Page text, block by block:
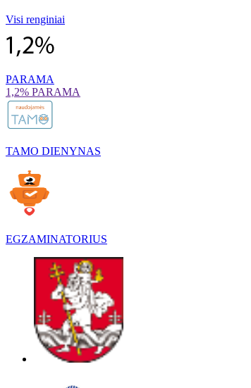
Visi renginiai
PARAMA
1,2% PARAMA
TAMO DIENYNAS
EGZAMINATORIUS